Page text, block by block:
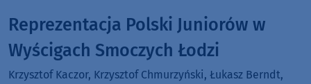
Reprezentacja Polski Juniorów w
Wyścigach Smoczych Łodzi
Krzysztof Kaczor, Krzysztof Chmurzyński, Łukasz Berndt,